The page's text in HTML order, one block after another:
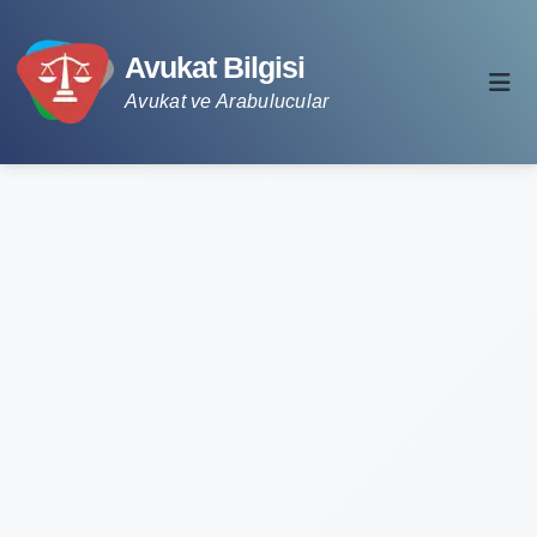
Avukat Bilgisi
Avukat ve Arabulucular